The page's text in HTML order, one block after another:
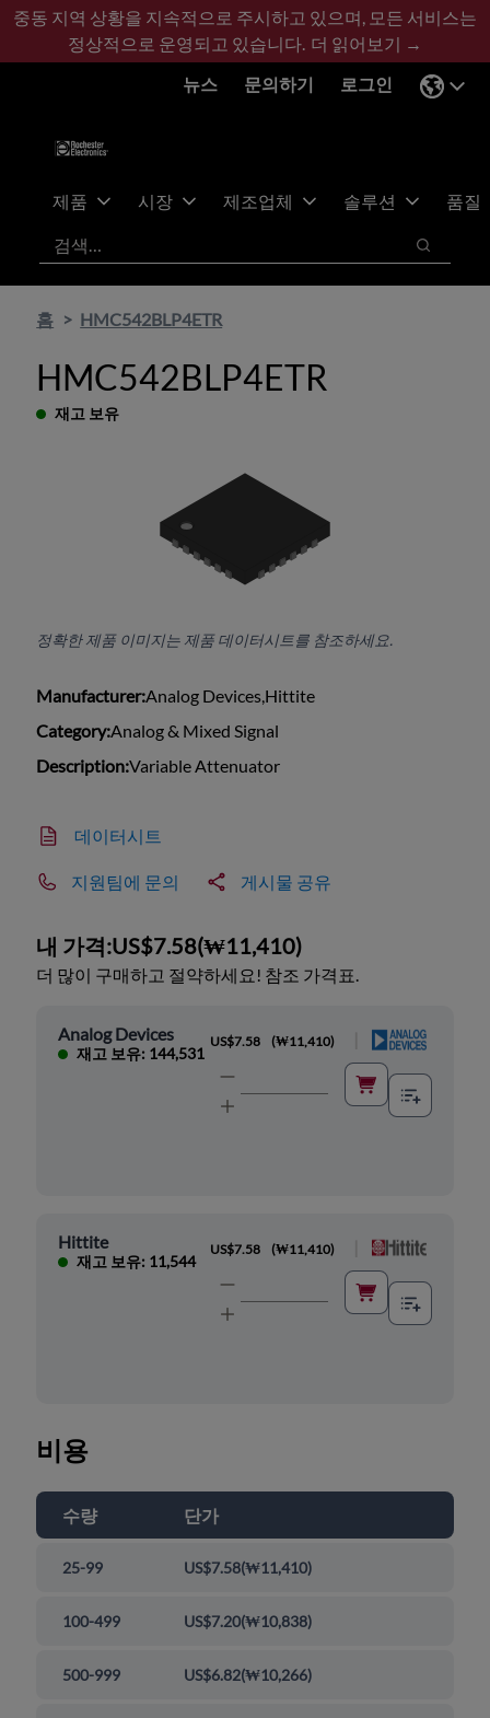
기
콘
바
글
중동 지역 상황을 지속적으로 주시하고 있으며, 모든 서비스는
정상적으로 운영되고 있습니다. 더 읽어보기 →
뉴스
문의하기 로그인
제품 시장 제조업체 솔루션
품질
검색
검색
홈 HMC542BLP4ETR
HMC542BLP4ETR
재고 보유
정확한 제품 이미지는 제품 데이터시트를 참조하세요.
Manufacturer:Analog Devices,Hittite
Category:Analog & Mixed Signal
Description:Variable Attenuator
데이터시트
지원팀에 문의 게시물 공유
내 가격:US$7.58(₩11,410)
더 많이 구매하고 절약하세요! 참조 가격표.
Analog Devices
재고 보유: 144,531
US$7.58 (₩11,410)
Hittite
재고 보유: 11,544
US$7.58 (₩11,410)
비용
수량 단가
25-99 US$7.58(₩11,410)
100-499 US$7.20(₩10,838)
500-999 US$6.82(₩10,266)